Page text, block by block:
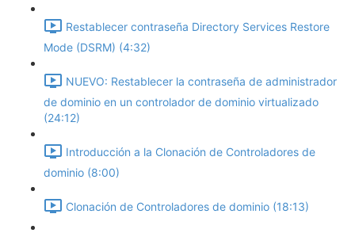
Restablecer contraseña Directory Services Restore
Mode (DSRM) (4:32)
NUEVO: Restablecer la contraseña de administrador
de dominio en un controlador de dominio virtualizado
(24:12)
Introducción a la Clonación de Controladores de
dominio (8:00)
Clonación de Controladores de dominio (18:13)